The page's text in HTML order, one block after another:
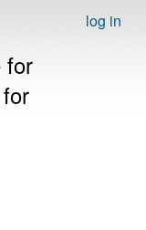
log in
for